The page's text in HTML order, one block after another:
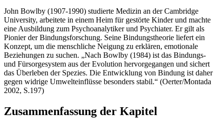
John Bowlby (1907-1990) studierte Medizin an der Cambridge
University, arbeitete in einem Heim für gestörte Kinder und machte
eine Ausbildung zum Psychoanalytiker und Psychiater. Er gilt als
Pionier der Bindungsforschung. Seine Bindungstheorie liefert ein
Konzept, um die menschliche Neigung zu erklären, emotionale
Beziehungen zu suchen. „Nach Bowlby (1984) ist das Bindungs-
und Fürsorgesystem aus der Evolution hervorgegangen und sichert
das Überleben der Spezies. Die Entwicklung von Bindung ist daher
gegen widrige Umwelteinflüsse besonders stabil.“ (Oerter/Montada
2002, S.197)
Zusammenfassung der Kapitel